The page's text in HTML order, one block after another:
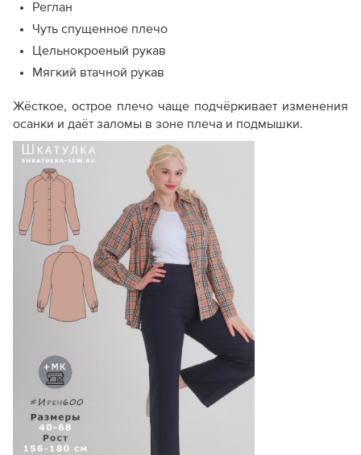
Реглан
Чуть спущенное плечо
Цельнокроеный рукав
Мягкий втачной рукав
Жёсткое, острое плечо чаще подчёркивает изменения
осанки и даёт заломы в зоне плеча и подмышки.